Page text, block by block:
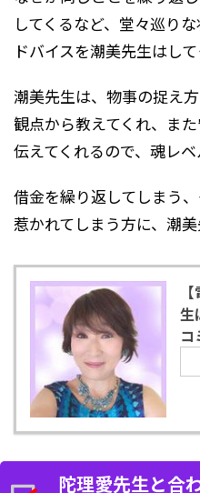
してくるなど、堂々巡り
ドバイスを潮美先生はして
潮美先生は、物事の捉え
観点から教えてくれ、ま
伝えてくれるので、魂レ
借金を繰り返してしまう
惹かれてしまう方に、潮美
生
コ
陀理愛先生と合